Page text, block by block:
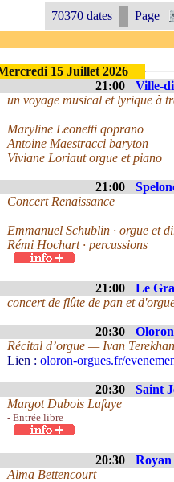
70370 dates Page
15 Juillet 2026
21:00
Ville-
un voyage musical et lyrique à
Maryline Leonetti qoprano
Antoine Maestracci baryton
Viviane Loriaut orgue et piano
21:00
Concert Renaissance
Emmanuel Schublin · orgue et
Rémi Hochart · percussions
21:00 Le
concert de flûte de pan et
20:30
Récital d’orgue — Ivan
Lien : oloron-orgues.fr/
20:30 Saint
Margot Dubois Lafaye
- Entrée libre
20:30 Royan
Alma Bettencourt